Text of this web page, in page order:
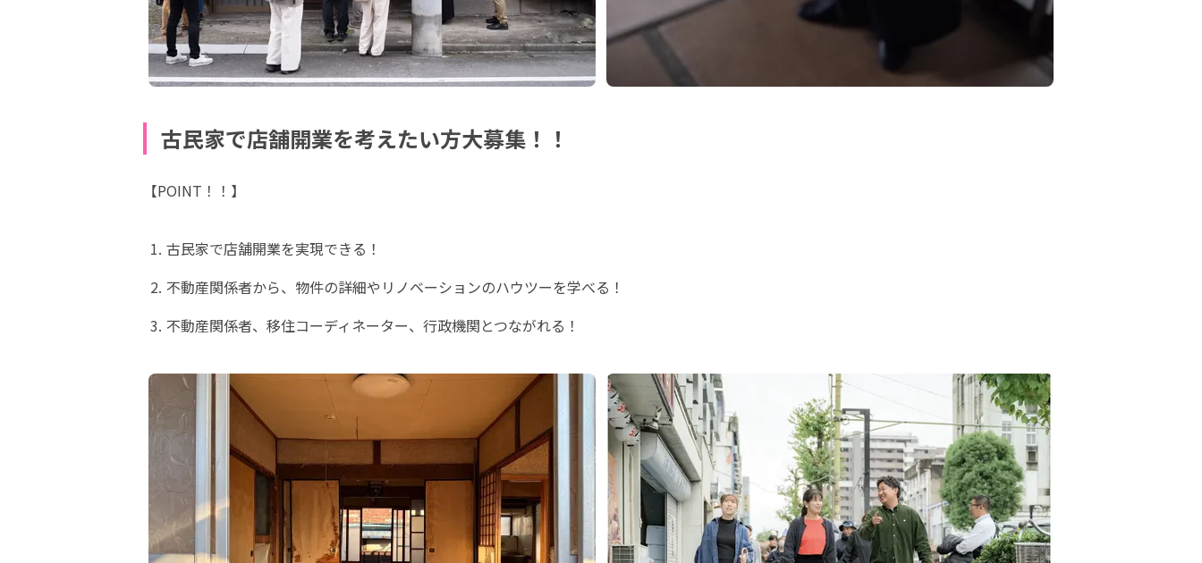
古民家で店舗開業を考えたい方大募集！！
【POINT！！】
古民家で店舗開業を実現できる！
不動産関係者から、物件の詳細やリノベーションのハウツーを学べる！
不動産関係者、移住コーディネーター、行政機関とつながれる！